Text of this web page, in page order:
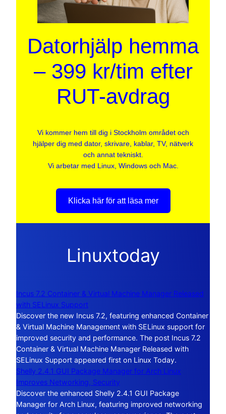
Datorhjälp hemma
– 399 kr/tim efter
RUT-avdrag
Vi kommer hem till dig i Stockholm området och
hjälper dig med dator, skrivare, kablar, TV, nätverk
och annat tekniskt.
Vi arbetar med Linux, Windows och Mac.
Klicka här för att läsa mer
Linuxtoday
Incus 7.2 Container & Virtual Machine Manager Released
with SELinux Support
Discover the new Incus 7.2, featuring enhanced Container
& Virtual Machine Management with SELinux support for
improved security and performance. The post Incus 7.2
Container & Virtual Machine Manager Released with
SELinux Support appeared first on Linux Today.
Shelly 2.4.1 GUI Package Manager for Arch Linux
Improves Networking, Security
Discover the enhanced Shelly 2.4.1 GUI Package
Manager for Arch Linux, featuring improved networking